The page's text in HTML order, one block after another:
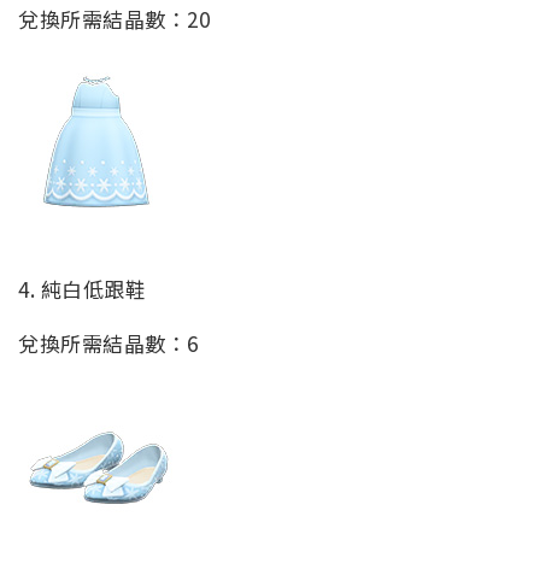
兌換所需結晶數：20
4. 純白低跟鞋
兌換所需結晶數：6